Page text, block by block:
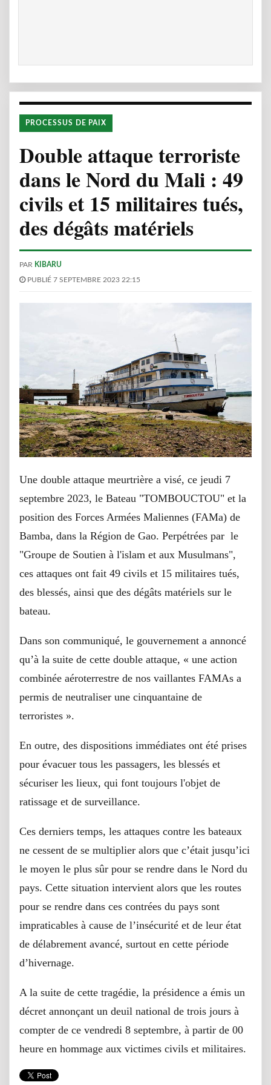
PROCESSUS DE PAIX
Double attaque terroriste
dans le Nord du Mali : 49
civils et 15 militaires tués,
des dégâts matériels
PAR KIBARU
PUBLIÉ 7 SEPTEMBRE 2023 22:15
Une double attaque meurtrière a visé, ce jeudi 7
septembre 2023, le Bateau "TOMBOUCTOU" et la
position des Forces Armées Maliennes (FAMa) de
Bamba, dans la Région de Gao. Perpétrées par le
"Groupe de Soutien à l'islam et aux Musulmans",
ces attaques ont fait 49 civils et 15 militaires tués,
des blessés, ainsi que des dégâts matériels sur le
bateau.
Dans son communiqué, le gouvernement a annoncé
qu’à la suite de cette double attaque, « une action
combinée aéroterrestre de nos vaillantes FAMAs a
permis de neutraliser une cinquantaine de
terroristes ».
En outre, des dispositions immédiates ont été prises
pour évacuer tous les passagers, les blessés et
sécuriser les lieux, qui font toujours l'objet de
ratissage et de surveillance.
Ces derniers temps, les attaques contre les bateaux
ne cessent de se multiplier alors que c’était jusqu’ici
le moyen le plus sûr pour se rendre dans le Nord du
pays. Cette situation intervient alors que les routes
pour se rendre dans ces contrées du pays sont
impraticables à cause de l’insécurité et de leur état
de délabrement avancé, surtout en cette période
d’hivernage.
A la suite de cette tragédie, la présidence a émis un
décret annonçant un deuil national de trois jours à
compter de ce vendredi 8 septembre, à partir de 00
heure en hommage aux victimes civils et militaires.